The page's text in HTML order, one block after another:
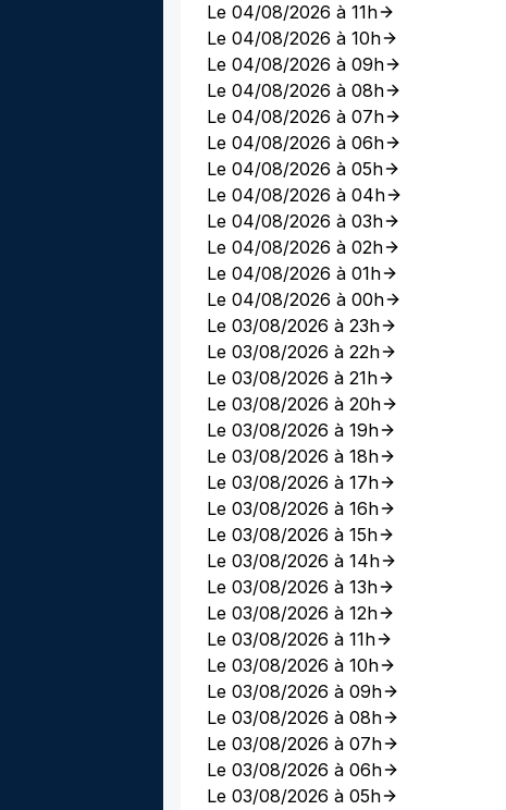
Le 04/08/2026 à 11h
Le 04/08/2026 à 10h
Le 04/08/2026 à 09h
Le 04/08/2026 à 08h
Le 04/08/2026 à 07h
Le 04/08/2026 à 06h
Le 04/08/2026 à 05h
Le 04/08/2026 à 04h
Le 04/08/2026 à 03h
Le 04/08/2026 à 02h
Le 04/08/2026 à 01h
Le 04/08/2026 à 00h
Le 03/08/2026 à 23h
Le 03/08/2026 à 22h
Le 03/08/2026 à 21h
Le 03/08/2026 à 20h
Le 03/08/2026 à 19h
Le 03/08/2026 à 18h
Le 03/08/2026 à 17h
Le 03/08/2026 à 16h
Le 03/08/2026 à 15h
Le 03/08/2026 à 14h
Le 03/08/2026 à 13h
Le 03/08/2026 à 12h
Le 03/08/2026 à 11h
Le 03/08/2026 à 10h
Le 03/08/2026 à 09h
Le 03/08/2026 à 08h
Le 03/08/2026 à 07h
Le 03/08/2026 à 06h
Le 03/08/2026 à 05h